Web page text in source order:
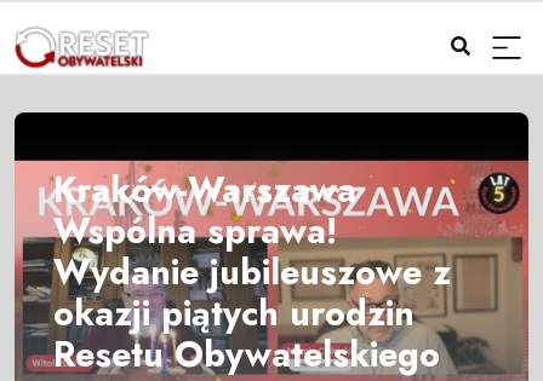
Kraków-Warszawa
Wspólna sprawa!
Wydanie jubileuszowe z
okazji piątych urodzin
Resetu Obywatelskiego